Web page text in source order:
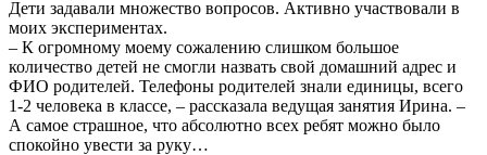
Дети задавали множество вопросов. Активно участвовали в
моих экспериментах.
– К огромному моему сожалению слишком большое
количество детей не смогли назвать свой домашний адрес и
ФИО родителей. Телефоны родителей знали единицы, всего
1-2 человека в классе, – рассказала ведущая занятия Ирина. –
А самое страшное, что абсолютно всех ребят можно было
спокойно увести за руку…